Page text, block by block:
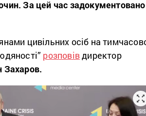
За цей час задокументовано
цивільних осіб на
розповівдиректор
Захаров.